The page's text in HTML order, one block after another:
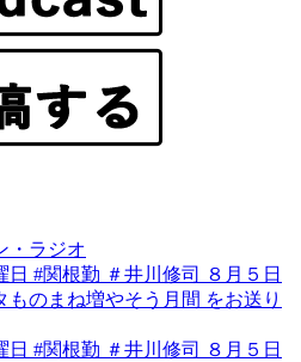
・ラジオ
日 #関根勤 ＃井川修司 ８月５日
ものまね増やそう月間 をお送り
日 #関根勤 ＃井川修司 ８月５日